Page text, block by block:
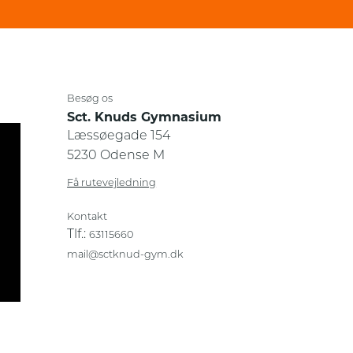
Besøg os
Sct. Knuds Gymnasium
Læssøegade 154
5230 Odense M
Få rutevejledning
Kontakt
Tlf.:63115660
mail@sctknud-gym.dk